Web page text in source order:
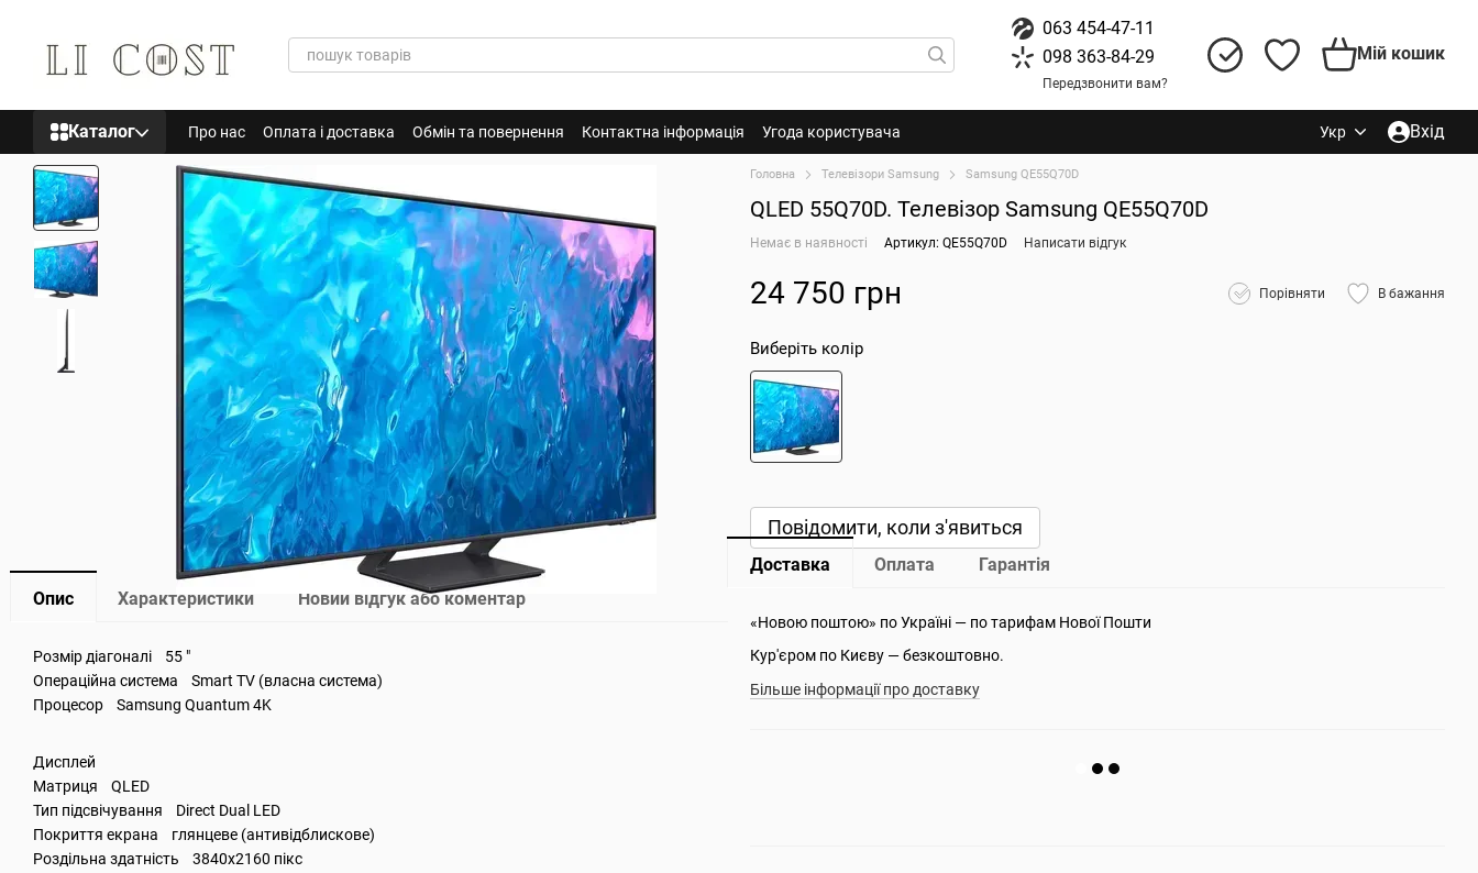
063 454-47-11
098 363-84-29
Передзвонити вам?
Мій кошик
Каталог Про нас Оплата і доставка Обмін та повернення Контактна інформація Угода користувача Укр Вхід
Опис Характеристики Новий відгук або коментар
Розмір діагоналі 55 "
Операційна система Smart TV (власна система)
Процесор Samsung Quantum 4K
Дисплей
Матриця QLED
Тип підсвічування Direct Dual LED
Покриття екрана глянцеве (антивідблискове)
Роздільна здатність 3840x2160 пікс
Головна Телевізори Samsung Samsung QE55Q70D
QLED 55Q70D. Телевізор Samsung QE55Q70D
Немає в наявності Артикул: QE55Q70D Написати відгук
24 750 грн Порівняти В бажання
Виберіть колір
Повідомити, коли з'явиться
Доставка Оплата Гарантія
«Новою поштою» по Україні — по тарифам Нової Пошти
Кур'єром по Києву — безкоштовно.
Більше інформації про доставку